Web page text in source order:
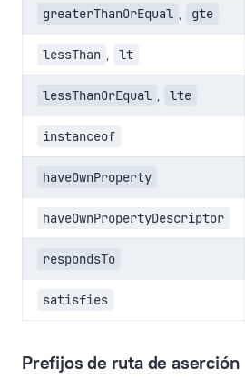
greaterThanOrEqual , gte
lessThan , lt
lessThanOrEqual , lte
instanceof
haveOwnProperty
haveOwnPropertyDescriptor
respondsTo
satisfies
Prefijos de ruta de aserción